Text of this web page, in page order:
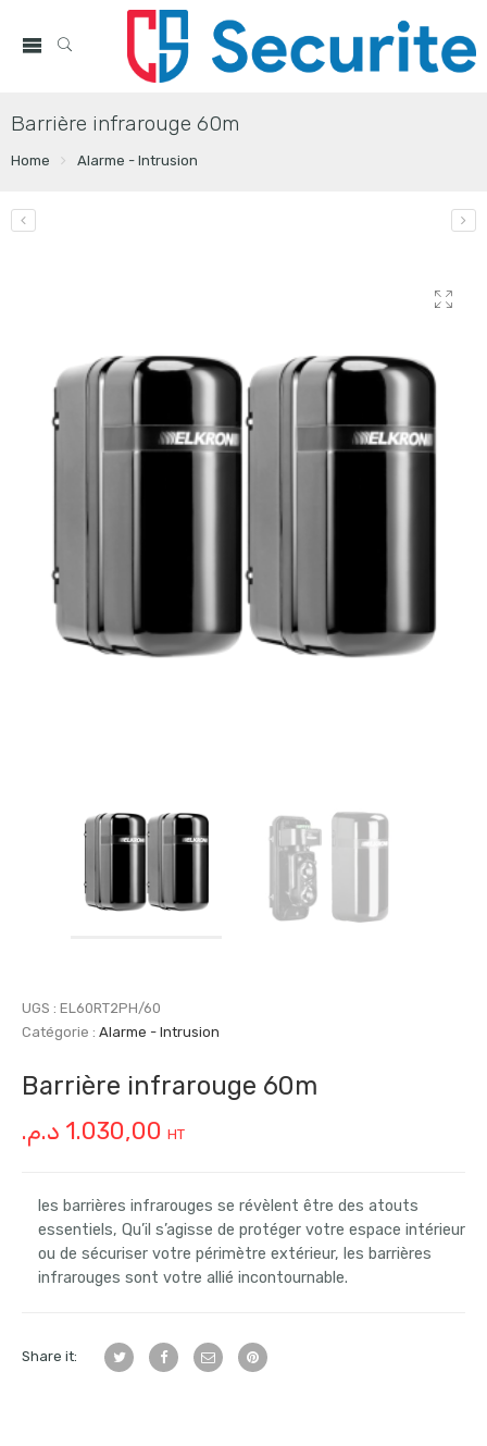
Barrière infrarouge 60m
Home Alarme - Intrusion
UGS : EL60RT2PH/60
Catégorie : Alarme - Intrusion
Barrière infrarouge 60m
1.030,00 د.م. HT
les barrières infrarouges se révèlent être des atouts
essentiels, Qu’il s’agisse de protéger votre espace intérieur
ou de sécuriser votre périmètre extérieur, les barrières
infrarouges sont votre allié incontournable.
Share it: